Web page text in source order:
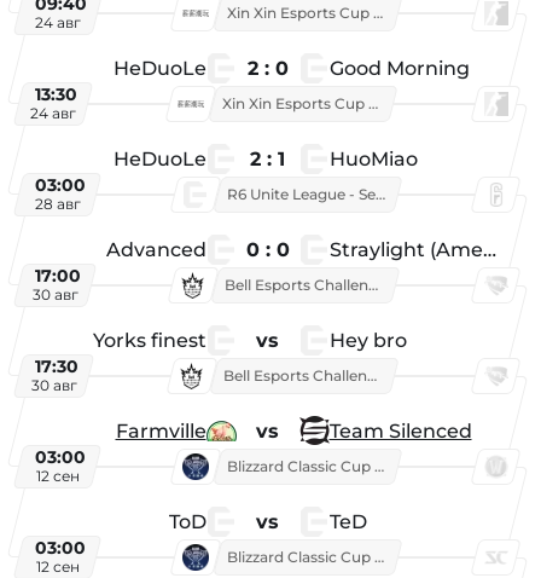
24 авг
Xin Xin Esports Cup 2025
HeDuoLe 2 : 0 Good Morning
13:30
24 авг
Xin Xin Esports Cup 2026
HeDuoLe 2 : 1 HuoMiao
03:00
28 авг
R6 Unite League - Season 1
Advanced 0 : 0 Straylight (American team)
17:00
30 авг
Bell Esports Challenge 2026
Yorks finest vs Hey bro
17:30
30 авг
Bell Esports Challenge 2026
Farmville vs Team Silenced
03:00
12 сен
Blizzard Classic Cup 2026
ToD vs TeD
03:00
12 сен
Blizzard Classic Cup 2026